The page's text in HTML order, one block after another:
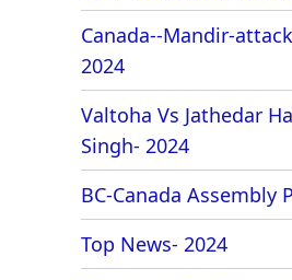
Canada--Mandir-
2024
Valtoha Vs Jathedar
Singh- 2024
BC-Canada Assembly
Top News- 2024